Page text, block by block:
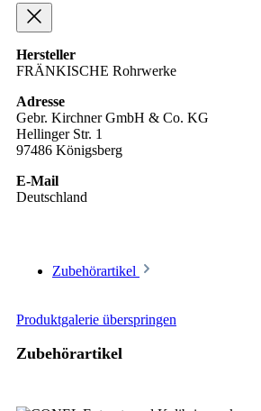
Hersteller
FRÄNKISCHE Rohrwerke
Adresse
Gebr. Kirchner GmbH & Co. KG
Hellinger Str. 1
97486 Königsberg
E-Mail
Deutschland
Zubehörartikel
Produktgalerie überspringen
Zubehörartikel